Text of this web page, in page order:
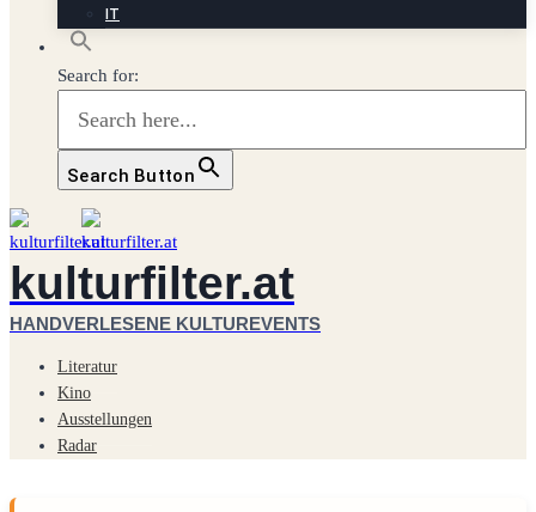
IT
Search for:
Search Button
kulturfilter.at
HANDVERLESENE KULTUREVENTS
Literatur
Kino
Ausstellungen
Radar